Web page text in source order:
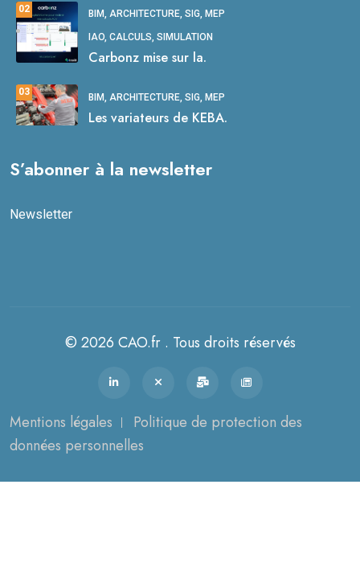
02 BIM, ARCHITECTURE, SIG, MEP
IAO, CALCULS, SIMULATION
Carbonz mise sur la.
03 BIM, ARCHITECTURE, SIG, MEP
Les variateurs de KEBA.
S’abonner à la newsletter
Newsletter
© 2026 CAO.fr . Tous droits réservés
Mentions légales
Politique de protection des
données personnelles